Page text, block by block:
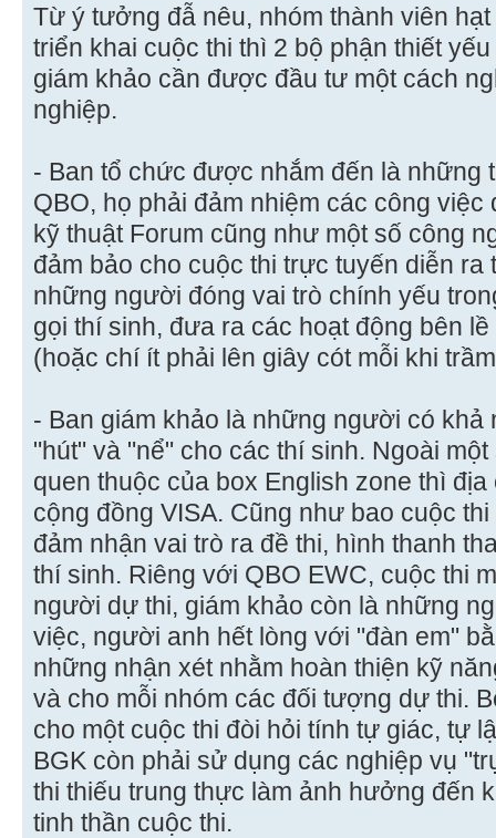
Từ ý tưởng đẫ nêu, nhóm thành viên
triển khai cuộc thi thì 2 bộ phận thiết
giám khảo cần được đầu tư một cách
nghiệp.
- Ban tổ chức được nhắm đến là những
QBO, họ phải đảm nhiệm các công
kỹ thuật Forum cũng như một số công
đảm bảo cho cuộc thi trực tuyến diễn ra
những người đóng vai trò chính yếu
gọi thí sinh, đưa ra các hoạt động bên
(hoặc chí ít phải lên giây cót mỗi khi
- Ban giám khảo là những người có khả
"hút" và "nể" cho các thí sinh. Ngoài
quen thuộc của box English zone thì
cộng đồng VISA. Cũng như bao cuộc
đảm nhận vai trò ra đề thi, hình thanh
thí sinh. Riêng với QBO EWC, cuộc thi
người dự thi, giám khảo còn là những
việc, người anh hết lòng với "đàn em"
những nhận xét nhằm hoàn thiện kỹ
và cho mỗi nhóm các đối tượng dự thi.
cho một cuộc thi đòi hỏi tính tự giác, tự
BGK còn phải sử dụng các nghiệp vụ
thi thiếu trung thực làm ảnh hưởng đến
tinh thần cuộc thi.